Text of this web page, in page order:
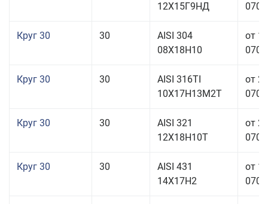
12Х15Г9НД
Круг 30 30
AISI 304
08Х18Н10
от
Круг 30 30
AISI 316TI
10Х17Н13М2Т
от
Круг 30 30
AISI 321
12Х18Н10Т
от
Круг 30 30
AISI 431
14Х17Н2
от